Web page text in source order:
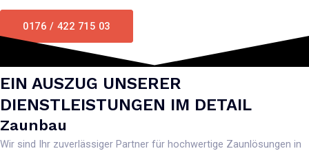
0176 / 422 715 03
EIN AUSZUG UNSERER
DIENSTLEISTUNGEN IM DETAIL
Zaunbau
Wir sind Ihr zuverlässiger Partner für hochwertige Zaunlösungen in